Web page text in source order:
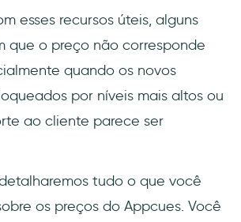
esses recursos úteis, alguns
que o preço não corresponde
quando os novos
por níveis mais altos ou
ao cliente parece ser
tudo o que você
os preços do Appcues. Você